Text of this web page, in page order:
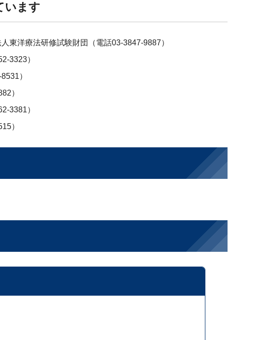
います
東洋療法研修試験財団（電話03-3847-9887）
3323）
）
）
3381）
）